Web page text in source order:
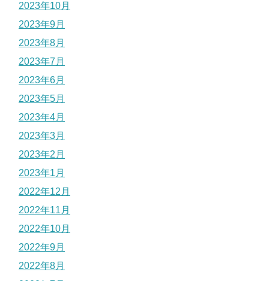
2023年10月
2023年9月
2023年8月
2023年7月
2023年6月
2023年5月
2023年4月
2023年3月
2023年2月
2023年1月
2022年12月
2022年11月
2022年10月
2022年9月
2022年8月